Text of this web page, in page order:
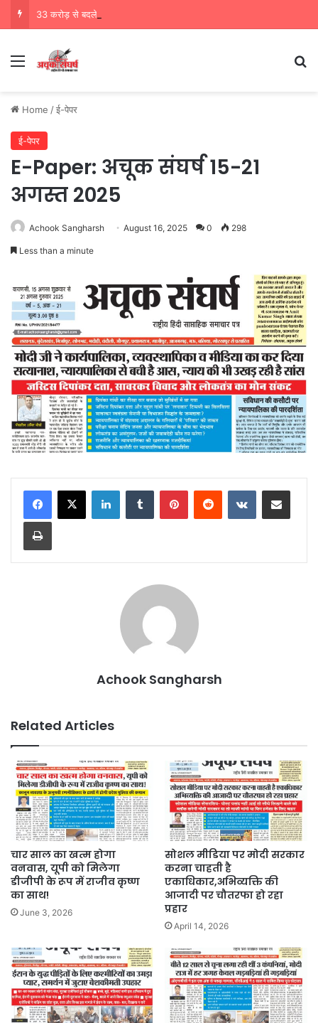
Menu
Home /ई-पेपर
ई-पेपर
E-Paper: अचूक संघर्ष 15-21
अगस्त 2025
Achook Sangharsh August 16, 2025 0 298
Less than a minute
LinkedInTumblr PinterestReddit VKontakteShare via Email
Print
Achook Sangharsh
Related Articles
चार साल का खत्म होगा
वनवास, यूपी को मिलेगा
डीजीपी के रूप में राजीव कृष्ण
का साथ!
June 3, 2026
सोशल मीडिया पर मोदी सरकार
करना चाहती है
एकाधिकार,अभिव्यक्ति की
आजादी पर चौतरफा हो रहा
प्रहार
April 14, 2026